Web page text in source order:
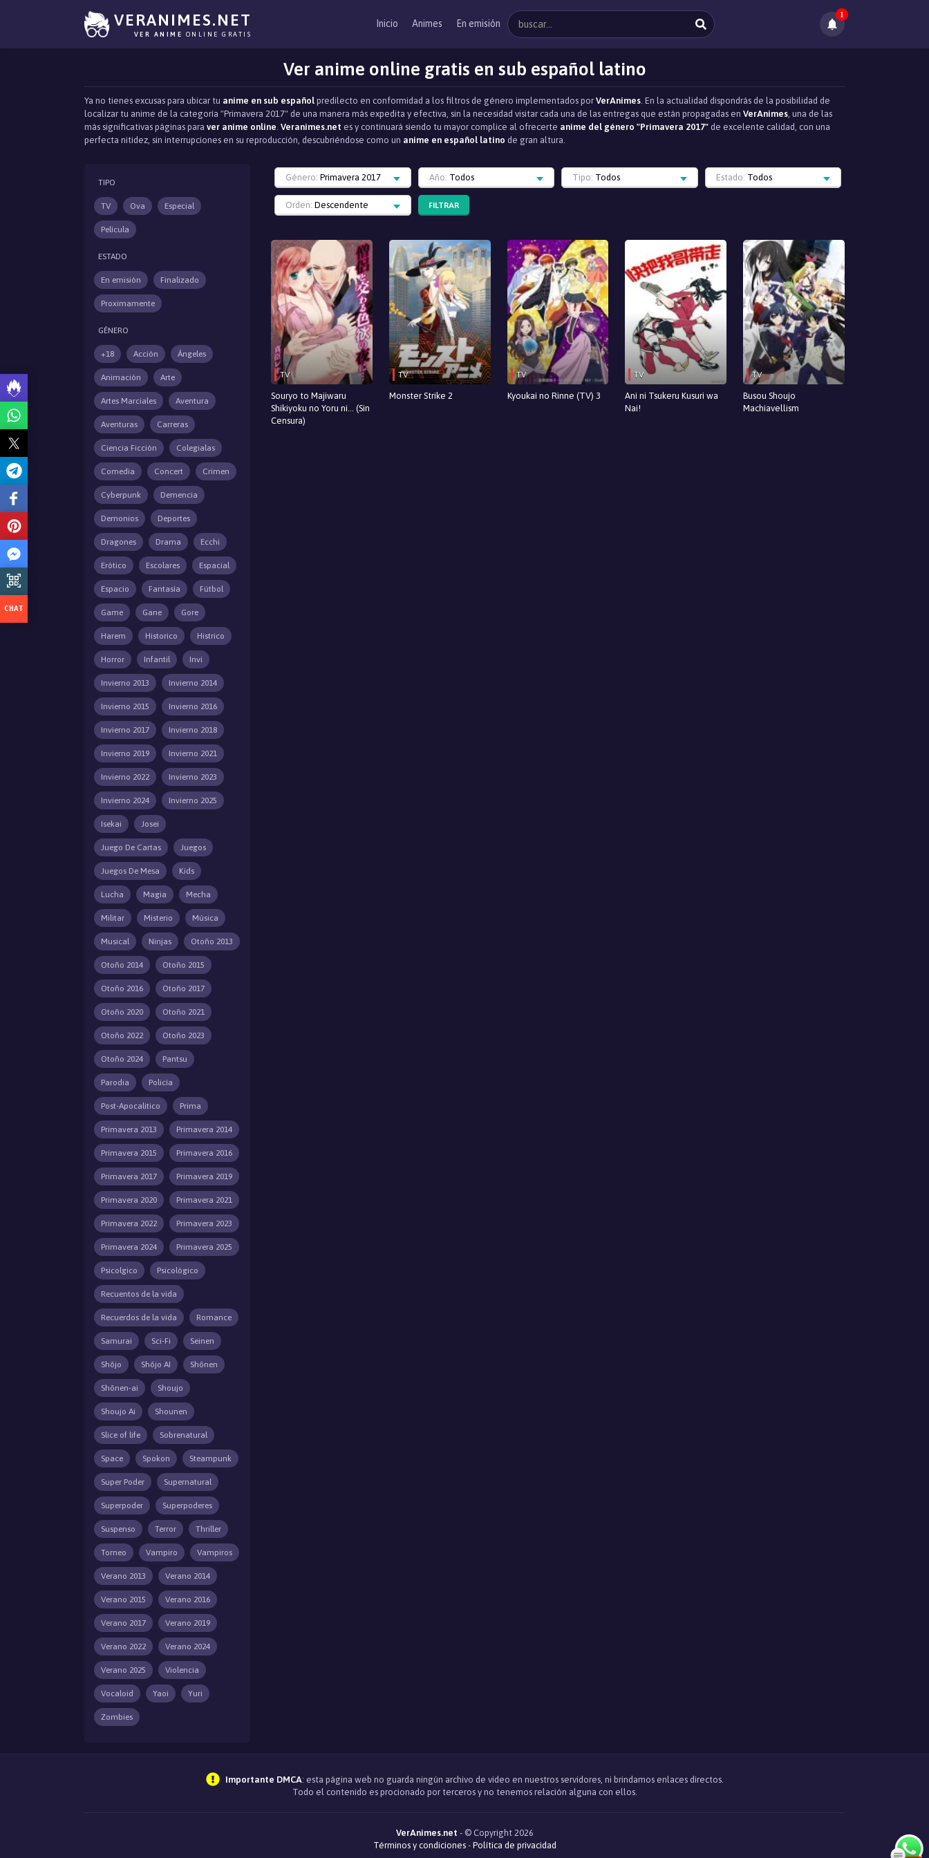
VERANIMES.NET
VER ANIME ONLINE GRATIS
Inicio Animes En emisión
1
Ver anime online gratis en sub español latino
Ya no tienes excusas para ubicar tu anime en sub español predilecto en conformidad a los filtros de género implementados por VerAnimes. En la actualidad dispondrás de la posibilidad de
localizar tu anime de la categoría "Primavera 2017" de una manera más expedita y efectiva, sin la necesidad visitar cada una de las entregas que están propagadas en VerAnimes, una de las
más significativas páginas para ver anime online. Veranimes.net es y continuará siendo tu mayor complice al ofrecerte anime del género "Primavera 2017" de excelente calidad, con una
perfecta nitidez, sin interrupciones en su reproducción, descubriéndose como un anime en español latino de gran altura.
TIPO
TV Ova Especial
Película
ESTADO
En emisión Finalizado
Proximamente
GÉNERO
+18 Acción Ángeles
Animación Arte
Artes Marciales Aventura
Aventuras Carreras
Ciencia Ficción Colegialas
Comedia Concert Crimen
Cyberpunk Demencia
Demonios Deportes
Dragones Drama Ecchi
Erótico Escolares Espacial
Espacio Fantasía Fútbol
Game Gane Gore
Harem Historico Histrico
Horror Infantil Invi
Invierno 2013 Invierno 2014
Invierno 2015 Invierno 2016
Invierno 2017 Invierno 2018
Invierno 2019 Invierno 2021
Invierno 2022 Invierno 2023
Invierno 2024 Invierno 2025
Isekai Josei
Juego De Cartas Juegos
Juegos De Mesa Kids
Lucha Magia Mecha
Militar Misterio Música
Musical Ninjas Otoño 2013
Otoño 2014 Otoño 2015
Otoño 2016 Otoño 2017
Otoño 2020 Otoño 2021
Otoño 2022 Otoño 2023
Otoño 2024 Pantsu
Parodia Policía
Post-Apocalitico Prima
Primavera 2013 Primavera 2014
Primavera 2015 Primavera 2016
Primavera 2017 Primavera 2019
Primavera 2020 Primavera 2021
Primavera 2022 Primavera 2023
Primavera 2024 Primavera 2025
Psicolgico Psicológico
Recuentos de la vida
Recuerdos de la vida Romance
Samurai Sci-Fi Seinen
Shōjo Shōjo AI Shōnen
Shōnen-ai Shoujo
Shoujo Ai Shounen
Slice of life Sobrenatural
Space Spokon Steampunk
Super Poder Supernatural
Superpoder Superpoderes
Suspenso Terror Thriller
Torneo Vampiro Vampiros
Verano 2013 Verano 2014
Verano 2015 Verano 2016
Verano 2017 Verano 2019
Verano 2022 Verano 2024
Verano 2025 Violencia
Vocaloid Yaoi Yuri
Zombies
Género: Primavera 2017 Año: Todos Tipo: Todos Estado: Todos
Orden: Descendente FILTRAR
TV
Souryo to Majiwaru
Shikiyoku no Yoru ni... (Sin
Censura)
TV
Monster Strike 2
TV
Kyoukai no Rinne (TV) 3
TV
Ani ni Tsukeru Kusuri wa
Nai!
TV
Busou Shoujo
Machiavellism
Importante DMCA: esta página web no guarda ningún archivo de video en nuestros servidores, ni brindamos enlaces directos.
Todo el contenido es procionado por terceros y no tenemos relación alguna con ellos.
VerAnimes.net - © Copyright 2026
Términos y condiciones- Política de privacidad